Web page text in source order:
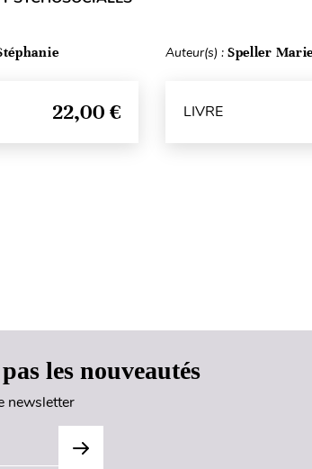
22,00 €
Auteur(s) : Speller
LIVRE
les nouveautés
newsletter